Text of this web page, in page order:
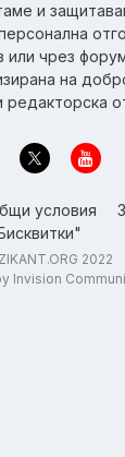
и
или чрез
на
редакторска
условия
2022
Invision